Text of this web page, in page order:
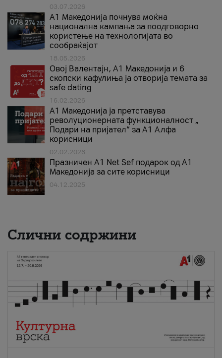
03.07.2026
A1 Македонија почнува моќна
национална кампања за поодговорно
користење на технологијата во
сообраќајот
18.05.2026
Овој Валентајн, A1 Македонија и 6
скопски кафулиња ја отворија темата за
safe dating
16.02.2026
А1 Македонија ја претставува
револуционерната функционалност „
Подари на пријател“ за А1 Алфа
корисници
02.02.2026
Празничен A1 Net Sеf подарок од А1
Македонија за сите корисници
04.12.2025
Слични содржини